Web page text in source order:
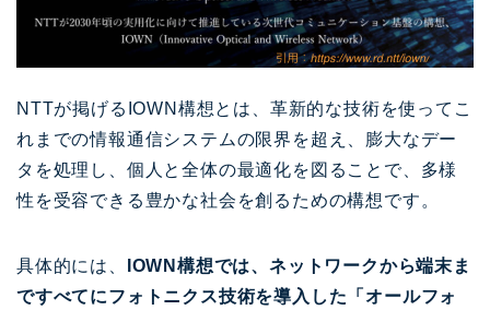
NTTが掲げるIOWN構想とは、革新的な技術を使ってこ
れまでの情報通信システムの限界を超え、膨大なデー
タを処理し、個人と全体の最適化を図ることで、多様
性を受容できる豊かな社会を創るための構想です。
具体的には、
IOWN構想では、ネットワークから端末ま
ですべてにフォトニクス技術を導入した「オールフォ